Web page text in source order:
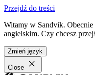
Przejdź do treści
Witamy w Sandvik. Obecnie
angielskim. Czy chcesz
Zmień język
Close